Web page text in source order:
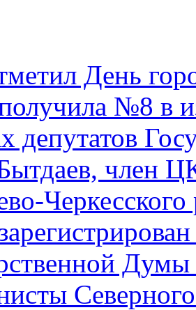
День
№8 в
депутатов
член
Северного